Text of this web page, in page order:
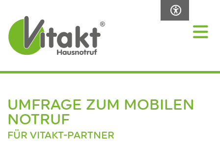
UMFRAGE ZUM MOBILEN
NOTRUF
FÜR VITAKT-PARTNER